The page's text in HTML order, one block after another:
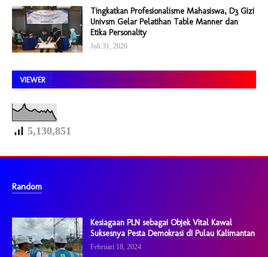
Tingkatkan Profesionalisme Mahasiswa, D3 Gizi
Univsm Gelar Pelatihan Table Manner dan
Etika Personality
Juli 31, 2026
VIEWER
5,130,851
Random
Kesiagaan PLN sebagai Objek Vital Kawal
Suksesnya Pesta Demokrasi dI Pulau Kalimantan
Februari 18, 2024